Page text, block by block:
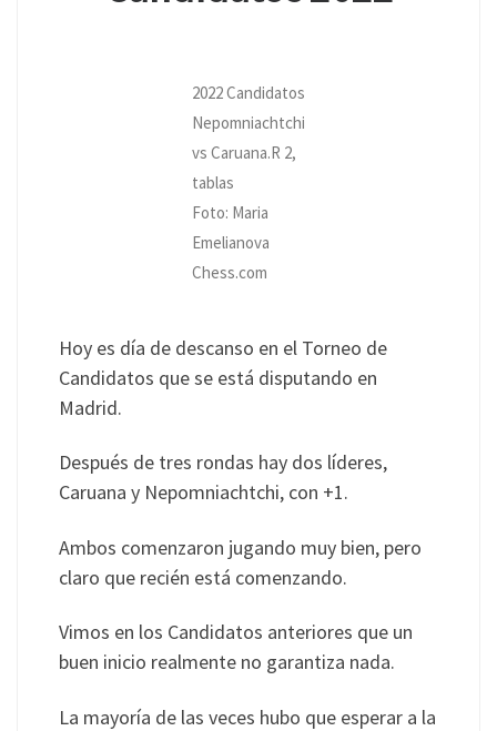
2022 Candidatos
Nepomniachtchi
vs Caruana.R 2,
tablas
Foto: Maria
Emelianova
Chess.com
Hoy es día de descanso en el Torneo de
Candidatos que se está disputando en
Madrid.
Después de tres rondas hay dos líderes,
Caruana y Nepomniachtchi, con +1.
Ambos comenzaron jugando muy bien, pero
claro que recién está comenzando.
Vimos en los Candidatos anteriores que un
buen inicio realmente no garantiza nada.
La mayoría de las veces hubo que esperar a la